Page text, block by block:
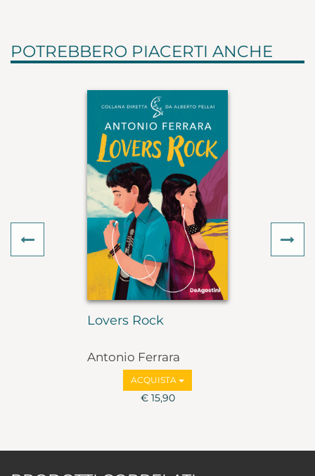
POTREBBERO PIACERTI ANCHE
Lovers Rock
Antonio Ferrara
ACQUISTA
€ 15,90
Previous